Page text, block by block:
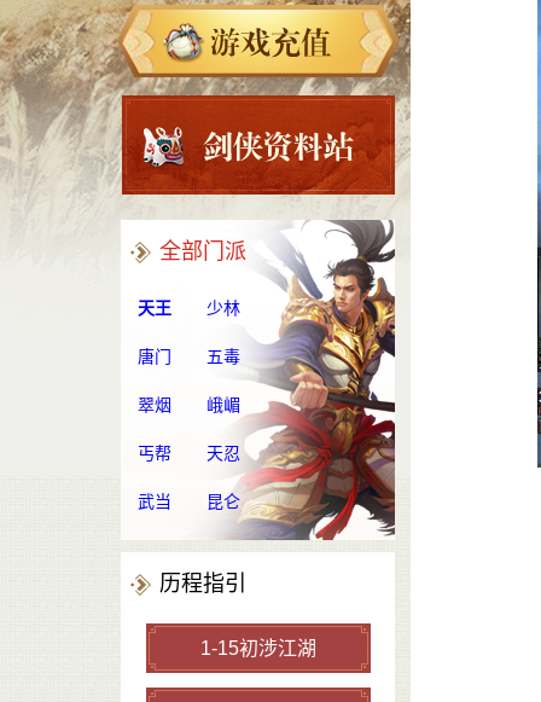
全部门派
天王 少林
唐门 五毒
翠烟 峨嵋
丐帮 天忍
武当 昆仑
历程指引
1-15初涉江湖